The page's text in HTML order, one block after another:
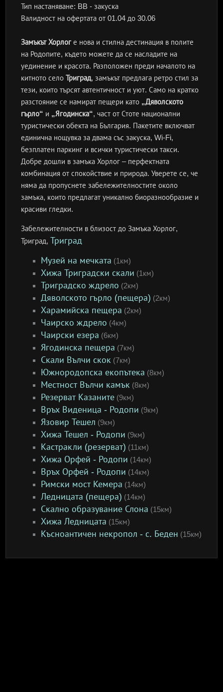
Тип настаняване: BB - закуска
Валидност на офертатаот 01.04 до 30.06
Замъкът Хорлоге нова и стилна дестинация в полите
на Родопите, където можете да се насладите на
уединение и красота. Разположен преди началото на
китното селоТриград, замъкът предлага ретро стил за
тези, които търсят автентичност и уют. Само на кратко
разстояние се намират пещери като „Дяволското
гърло“ и „Ягодинска“, част от Стоте национални
туристически обекта на България. Пакетите включват
единична нощувка за двама със закуска, Wi-Fi,
безплатен паркинг и всички туристически такси.
Добре дошли в замъка Хорлог – перфектната
комбинация от спокойствие и природа. Уверете се, че
няма да пропуснете забележителностите около
замъка, които предлагат уникално биоразнообразие и
красиви гледки.
Забележителности в близост до Замъка Хорлог,
Триград, Триград
Музей на мечката (1км)
Хижа Триградски скали (1км)
Триградско ждрело (2км)
Дяволското гърло (пещера) (2км)
Харамийска пещера (2км)
Чаирско ждрело (4км)
Чаирски езера (6км)
Ягодинска пещера (7км)
Скали Вълчи скок (7км)
Южнородопска екопътека (8км)
Местност Вълчи камък (8км)
Резерват Казаните (9км)
Връх Виденица - Родопи (9км)
Язовир Тешел (9км)
Хижа Тешел - Родопи (9км)
Кастракли (резерват) (11км)
Хижа Орфей - Родопи (14км)
Връх Орфей - Родопи (14км)
Римски мост Кемера (14км)
Ледницата (пещера) (14км)
Скално образувание Слона (15км)
Хижа Ледницата (15км)
Късноантичен некропол - с. Беден (15км)